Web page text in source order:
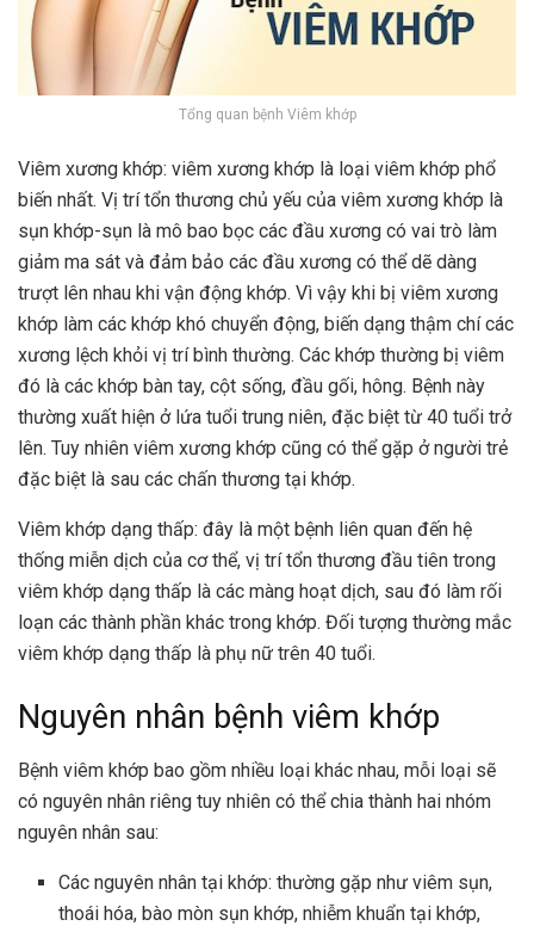
Tổng quan bệnh Viêm khớp
Viêm xương khớp: viêm xương khớp là loại viêm khớp phổ
biến nhất. Vị trí tổn thương chủ yếu của viêm xương khớp là
sụn khớp-sụn là mô bao bọc các đầu xương có vai trò làm
giảm ma sát và đảm bảo các đầu xương có thể dẽ dàng
trượt lên nhau khi vận động khớp. Vì vậy khi bị viêm xương
khớp làm các khớp khó chuyển động, biến dạng thậm chí các
xương lệch khỏi vị trí bình thường. Các khớp thường bị viêm
đó là các khớp bàn tay, cột sống, đầu gối, hông. Bệnh này
thường xuất hiện ở lứa tuổi trung niên, đặc biệt từ 40 tuổi trở
lên. Tuy nhiên viêm xương khớp cũng có thể gặp ở người trẻ
đặc biệt là sau các chấn thương tại khớp.
Viêm khớp dạng thấp: đây là một bệnh liên quan đến hệ
thống miễn dịch của cơ thể, vị trí tổn thương đầu tiên trong
viêm khớp dạng thấp là các màng hoạt dịch, sau đó làm rối
loạn các thành phần khác trong khớp. Đối tượng thường mắc
viêm khớp dạng thấp là phụ nữ trên 40 tuổi.
Nguyên nhân bệnh viêm khớp
Bệnh viêm khớp bao gồm nhiều loại khác nhau, mỗi loại sẽ
có nguyên nhân riêng tuy nhiên có thể chia thành hai nhóm
nguyên nhân sau:
Các nguyên nhân tại khớp: thường gặp như viêm sụn,
thoái hóa, bào mòn sụn khớp, nhiễm khuẩn tại khớp,